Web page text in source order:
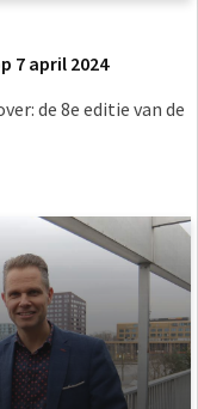
7 april 2024
de 8e editie van de